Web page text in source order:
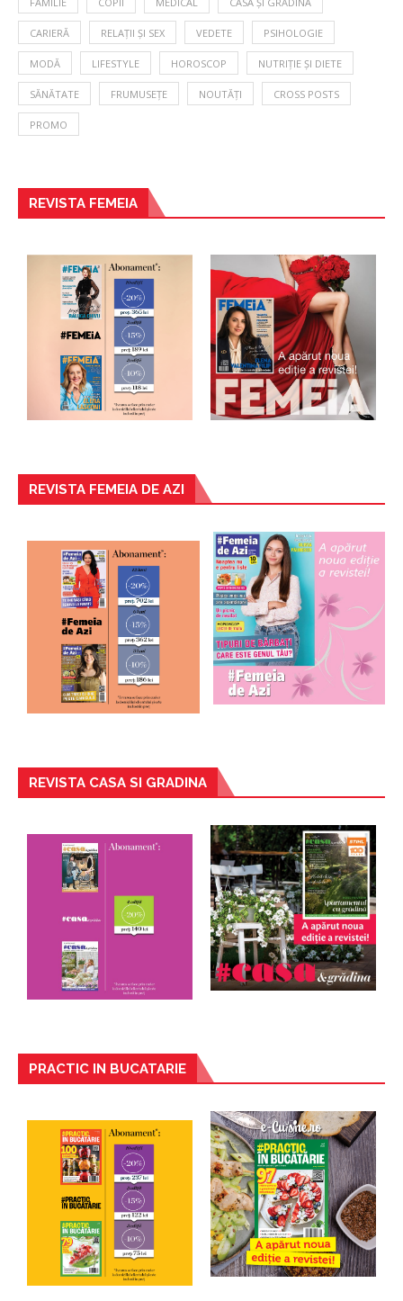
CARIERĂ RELAȚII ȘI SEX VEDETE PSIHOLOGIE
MODĂ LIFESTYLE HOROSCOP NUTRIȚIE ȘI DIETE
SĂNĂTATE FRUMUSEȚE NOUTĂȚI CROSS POSTS
PROMO
REVISTA FEMEIA
REVISTA FEMEIA DE AZI
REVISTA CASA SI GRADINA
PRACTIC IN BUCATARIE